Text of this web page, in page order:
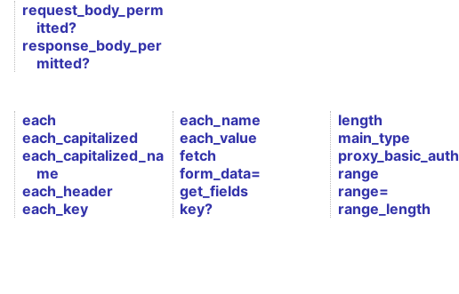
request_body_perm
itted?
response_body_per
mitted?
each
each_capitalized
each_capitalized_na
me
each_header
each_key
each_name
each_value
fetch
form_data=
get_fields
key?
length
main_type
proxy_basic_auth
range
range=
range_length